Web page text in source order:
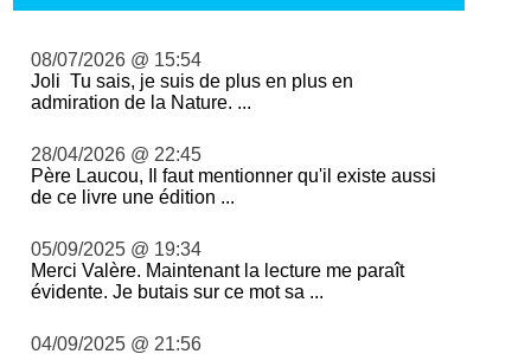
08/07/2026 @ 15:54
Joli Tu sais, je suis de plus en plus en
admiration de la Nature. ...
28/04/2026 @ 22:45
Père Laucou, Il faut mentionner qu'il existe aussi
de ce livre une édition ...
05/09/2025 @ 19:34
Merci Valère. Maintenant la lecture me paraît
évidente. Je butais sur ce mot sa ...
04/09/2025 @ 21:56